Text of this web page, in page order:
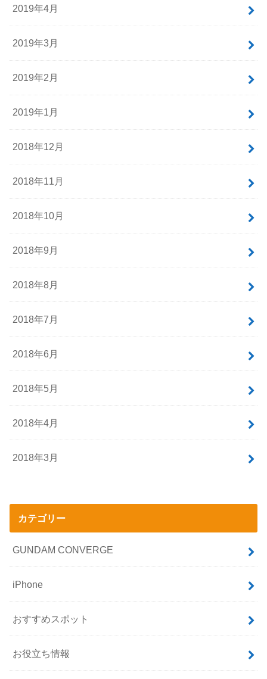
2019年4月
2019年3月
2019年2月
2019年1月
2018年12月
2018年11月
2018年10月
2018年9月
2018年8月
2018年7月
2018年6月
2018年5月
2018年4月
2018年3月
カテゴリー
GUNDAM CONVERGE
iPhone
おすすめスポット
お役立ち情報